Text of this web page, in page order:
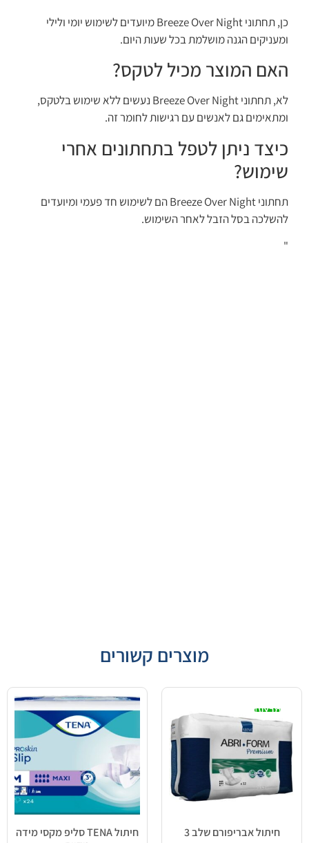
כן, תחתוני Breeze Over Night מיועדים לשימוש יומי ולילי
ומעניקים הגנה מושלמת בכל שעות היום.
האם המוצר מכיל לטקס?
לא, תחתוני Breeze Over Night נעשים ללא שימוש בלטקס,
ומתאימים גם לאנשים עם רגישות לחומר זה.
כיצד ניתן לטפל בתחתונים אחרי
שימוש?
תחתוני Breeze Over Night הם לשימוש חד פעמי ומיועדים
להשלכה בסל הזבל לאחר השימוש.
"
מוצרים קשורים
מבצע!
חיתול אבריפורם שלב 3
חיתול TENA סליפ מקסי מידה